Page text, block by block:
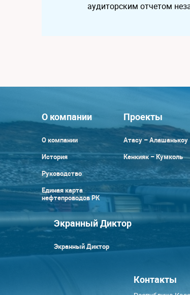
аудиторским отчетом
О компании
О компании
История
Руководство
Единая карта
нефтепроводов РК
Проекты
Атасу – Алашанькоу
Кенкияк – Кумколь
Экранный Диктор
Экранный Диктор
Контакты